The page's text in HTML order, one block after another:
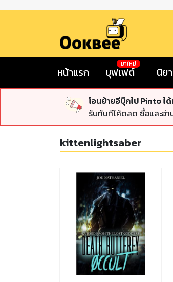
หน้าแรก บุฟเฟต์
มาใหม่
นิย
โอนย้ายอีบุ๊กไป Pinto ไ
รับทันทีโค้ดลด ซื้อและอ่
kittenlightsaber